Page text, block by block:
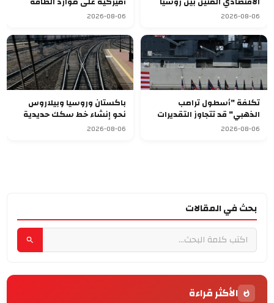
وقرغيزستان
2026-08-06 العالمية بعد ضم فنزويلا
2026-08-06
تكلفة "أسطول ترامب
الذهبي" قد تتجاوز التقديرات
وتصل إلى 275 مليار دولار
2026-08-06
باكستان وروسيا وبيلاروس
نحو إنشاء خط سكك حديدية
للشحن
2026-08-06
بحث في المقالات
الأكثر قراءة